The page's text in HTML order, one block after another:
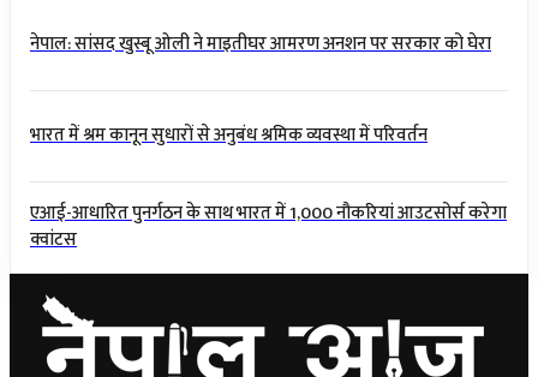
नेपाल: सांसद खुस्बू ओली ने माइतीघर आमरण अनशन पर सरकार को घेरा
भारत में श्रम कानून सुधारों से अनुबंध श्रमिक व्यवस्था में परिवर्तन
एआई-आधारित पुनर्गठन के साथ भारत में 1,000 नौकरियां आउटसोर्स करेगा
क्वांटस